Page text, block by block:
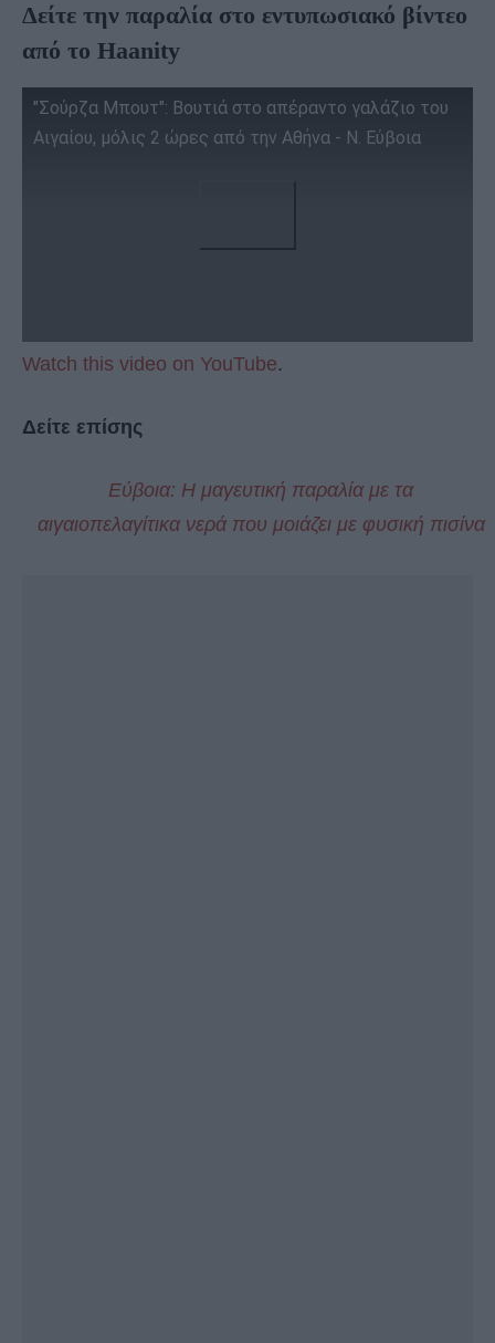
Δείτε την παραλία στο εντυπωσιακό βίντεο
από το Haanity
"Σούρζα Μπουτ": Βουτιά στο απέραντο γαλάζιο του
Αιγαίου, μόλις 2 ώρες από την Αθήνα - Ν. Εύβοια
Watch this video on YouTube.
Δείτε επίσης
Εύβοια: Η μαγευτική παραλία με τα
αιγαιοπελαγίτικα νερά που μοιάζει με φυσική πισίνα